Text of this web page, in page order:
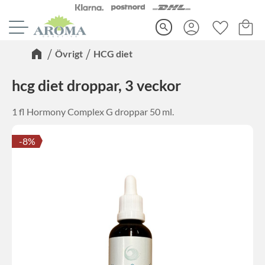
Meny search
Övrigt HCG diet
hcg diet droppar, 3 veckor
1 fl Hormony Complex G droppar 50 ml.
8%